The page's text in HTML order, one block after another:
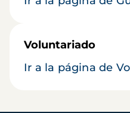
Voluntariado
Ir a la página de